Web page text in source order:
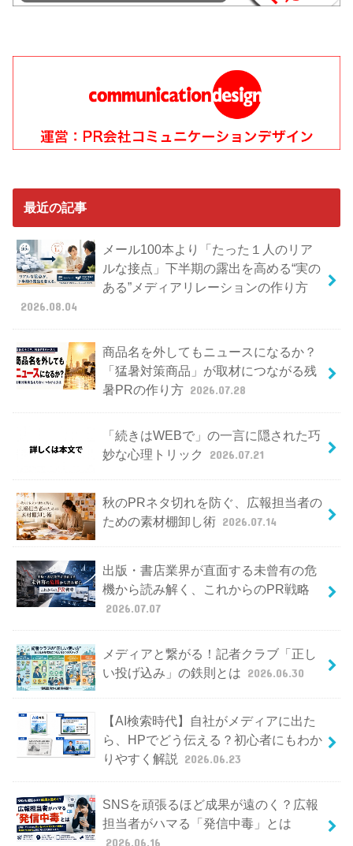
最近の記事
メール100本より「たった１人のリア
ルな接点」下半期の露出を高める“実の
ある”メディアリレーションの作り方
2026.08.04
商品名を外してもニュースになるか？
「猛暑対策商品」が取材につながる残
暑PRの作り方 2026.07.28
「続きはWEBで」の一言に隠された巧
妙な心理トリック
2026.07.21
秋のPRネタ切れを防ぐ、広報担当者の
ための素材棚卸し術 2026.07.14
出版・書店業界が直面する未曾有の危
機から読み解く、これからのPR戦略
2026.07.07
メディアと繋がる！記者クラブ「正し
い投げ込み」の鉄則とは 2026.06.30
【AI検索時代】自社がメディアに出た
ら、HPでどう伝える？初心者にもわか
りやすく解説
2026.06.23
SNSを頑張るほど成果が遠のく？広報
担当者がハマる「発信中毒」とは
2026.06.16